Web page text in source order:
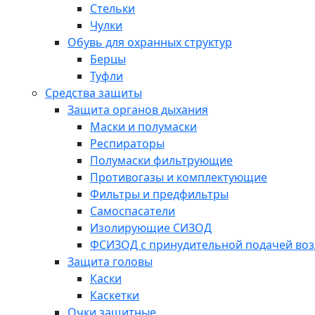
Стельки
Чулки
Обувь для охранных структур
Берцы
Туфли
Средства защиты
Защита органов дыхания
Маски и полумаски
Респираторы
Полумаски фильтрующие
Противогазы и комплектующие
Фильтры и предфильтры
Самоспасатели
Изолирующие СИЗОД
ФСИЗОД с принудительной подачей
Защита головы
Каски
Каскетки